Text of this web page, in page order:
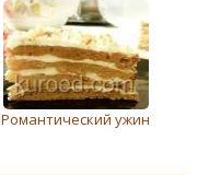
Романтический ужин